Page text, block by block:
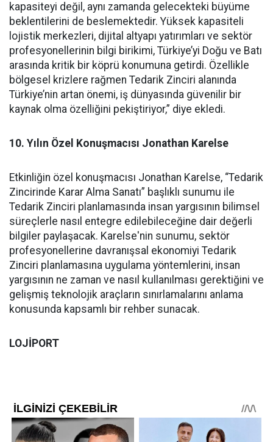
kapasiteyi değil, aynı zamanda gelecekteki büyüme
beklentilerini de beslemektedir. Yüksek kapasiteli
lojistik merkezleri, dijital altyapı yatırımları ve sektör
profesyonellerinin bilgi birikimi, Türkiye’yi Doğu ve Batı
arasında kritik bir köprü konumuna getirdi. Özellikle
bölgesel krizlere rağmen Tedarik Zinciri alanında
Türkiye’nin artan önemi, iş dünyasında güvenilir bir
kaynak olma özelliğini pekiştiriyor,” diye ekledi.
10. Yılın Özel Konuşmacısı Jonathan Karelse
Etkinliğin özel konuşmacısı Jonathan Karelse, “Tedarik
Zincirinde Karar Alma Sanatı” başlıklı sunumu ile
Tedarik Zinciri planlamasında insan yargısının bilimsel
süreçlerle nasıl entegre edilebileceğine dair değerli
bilgiler paylaşacak. Karelse'nin sunumu, sektör
profesyonellerine davranışsal ekonomiyi Tedarik
Zinciri planlamasına uygulama yöntemlerini, insan
yargısının ne zaman ve nasıl kullanılması gerektiğini ve
gelişmiş teknolojik araçların sınırlamalarını anlama
konusunda kapsamlı bir rehber sunacak.
LOJİPORT